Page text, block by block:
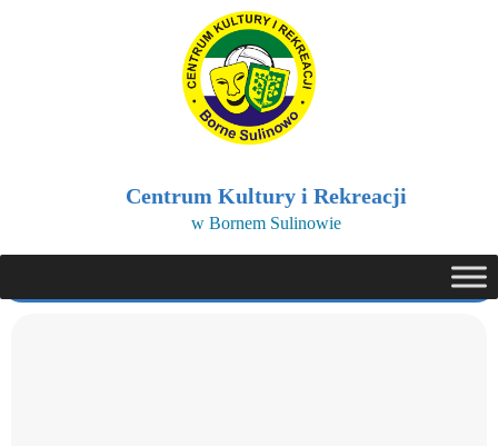
Centrum Kultury i Rekreacji
w Bornem Sulinowie